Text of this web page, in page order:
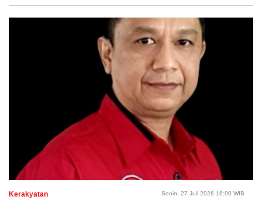
Kerakyatan Senin, 27 Juli 2026 16:00 WIB